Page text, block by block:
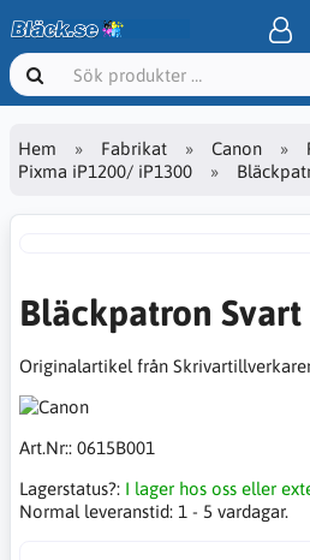
Hem Fabrikat Canon
Pixma iP1200/ iP1300
Bläckpatron Svart
Originalartikel från
Art.Nr:: 0615B001
Lagerstatus?: I lager hos oss eller
Normal leveranstid: 1 - 5 vardagar.